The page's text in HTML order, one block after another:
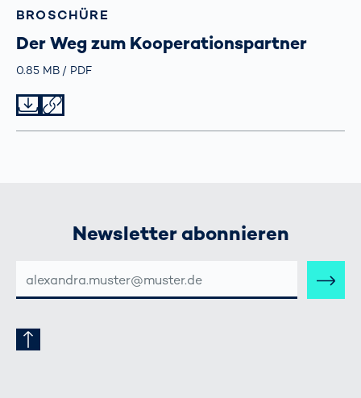
BROSCHÜRE
Der Weg zum Kooperationspartner
Größe
0.85 MB TypPDF
Newsletter abonnieren
MAIL-
ADRESSE